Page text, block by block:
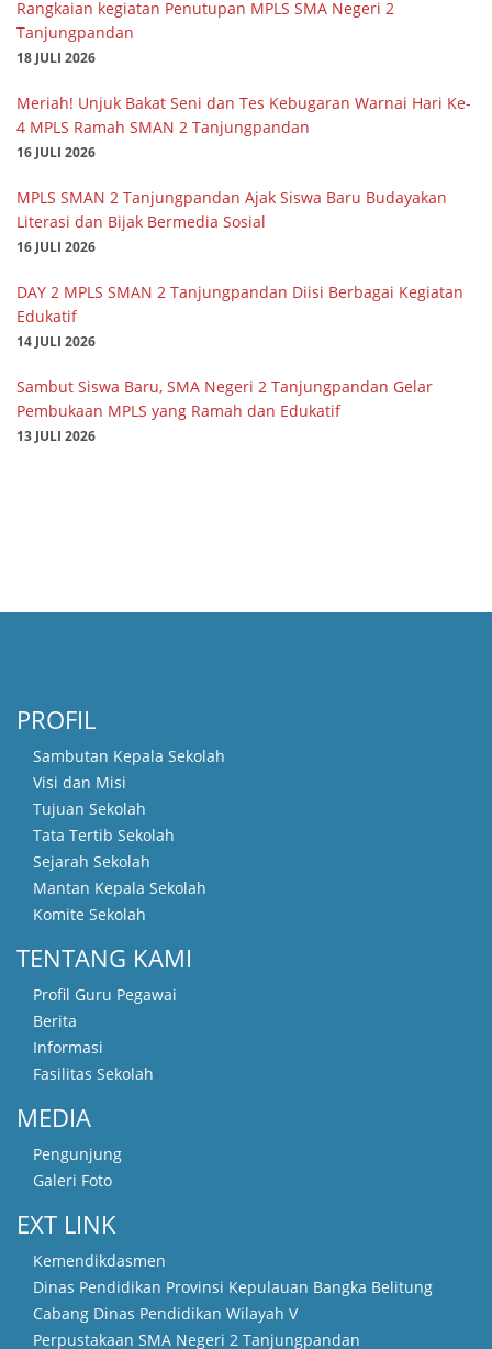
Rangkaian kegiatan Penutupan MPLS SMA Negeri 2
Tanjungpandan
18 JULI 2026
Meriah! Unjuk Bakat Seni dan Tes Kebugaran Warnai Hari Ke-
4 MPLS Ramah SMAN 2 Tanjungpandan
16 JULI 2026
MPLS SMAN 2 Tanjungpandan Ajak Siswa Baru Budayakan
Literasi dan Bijak Bermedia Sosial
16 JULI 2026
DAY 2 MPLS SMAN 2 Tanjungpandan Diisi Berbagai Kegiatan
Edukatif
14 JULI 2026
Sambut Siswa Baru, SMA Negeri 2 Tanjungpandan Gelar
Pembukaan MPLS yang Ramah dan Edukatif
13 JULI 2026
PROFIL
Sambutan Kepala Sekolah
Visi dan Misi
Tujuan Sekolah
Tata Tertib Sekolah
Sejarah Sekolah
Mantan Kepala Sekolah
Komite Sekolah
TENTANG KAMI
Profil Guru Pegawai
Berita
Informasi
Fasilitas Sekolah
MEDIA
Pengunjung
Galeri Foto
EXT LINK
Kemendikdasmen
Dinas Pendidikan Provinsi Kepulauan Bangka Belitung
Cabang Dinas Pendidikan Wilayah V
Perpustakaan SMA Negeri 2 Tanjungpandan